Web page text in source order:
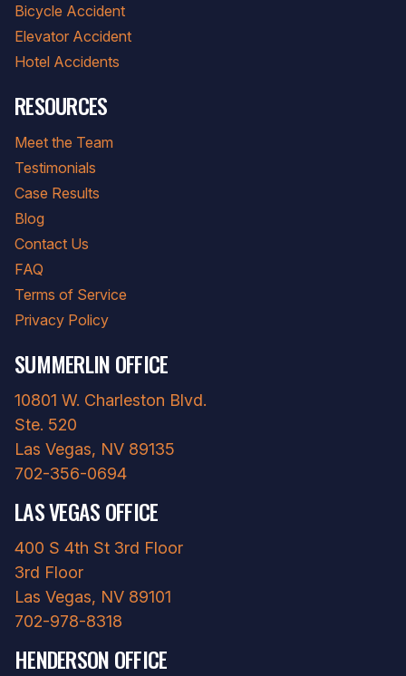
Bicycle Accident
Elevator Accident
Hotel Accidents
RESOURCES
Meet the Team
Testimonials
Case Results
Blog
Contact Us
FAQ
Terms of Service
Privacy Policy
SUMMERLIN OFFICE
10801 W. Charleston Blvd.
Ste. 520
Las Vegas, NV 89135
702-356-0694
LAS VEGAS OFFICE
400 S 4th St 3rd Floor
3rd Floor
Las Vegas, NV 89101
702-978-8318
HENDERSON OFFICE